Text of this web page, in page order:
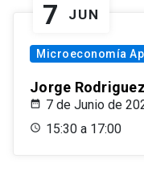
7 JUN
Microeconomía
Jorge
7 de Junio de
15:30 a 17:00